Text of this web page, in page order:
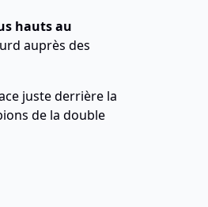
hauts au
auprès des
juste derrière la
de la double